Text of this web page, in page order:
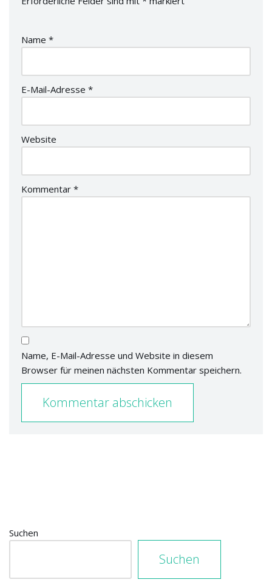
Name *
E-Mail-Adresse *
Website
Kommentar *
Name, E-Mail-Adresse und Website in diesem
Browser für meinen nächsten Kommentar speichern.
Suchen
Suchen